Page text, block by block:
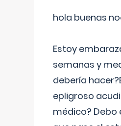
hola buenas
Estoy
semanas y
debería
epligroso
médico? Debo